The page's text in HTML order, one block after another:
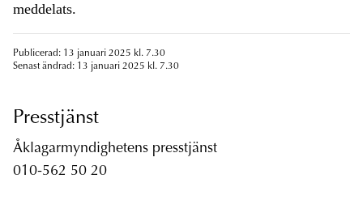
meddelats.
Publicerad: 13 januari 2025 kl. 7.30
Senast ändrad: 13 januari 2025 kl. 7.30
Presstjänst
Åklagarmyndighetens presstjänst
010-562 50 20